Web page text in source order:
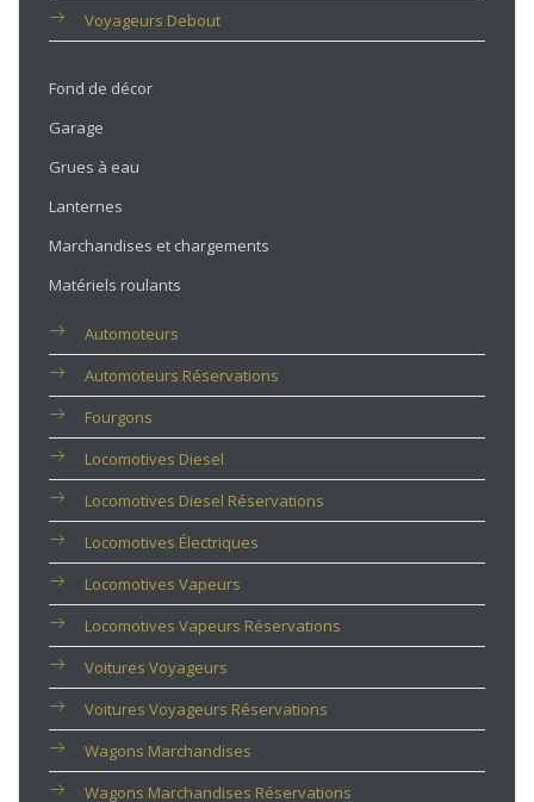
Voyageurs Debout
Fond de décor
Garage
Grues à eau
Lanternes
Marchandises et chargements
Matériels roulants
Automoteurs
Automoteurs Réservations
Fourgons
Locomotives Diesel
Locomotives Diesel Réservations
Locomotives Électriques
Locomotives Vapeurs
Locomotives Vapeurs Réservations
Voitures Voyageurs
Voitures Voyageurs Réservations
Wagons Marchandises
Wagons Marchandises Réservations